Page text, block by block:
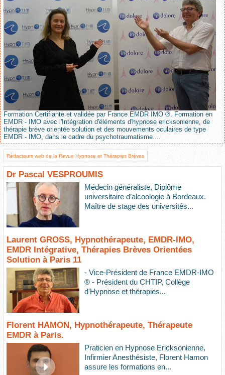
Formation Certifiante et validée par France EMDR IMO ®. Formation en
EMDR - IMO avec l'Intégration d'éléments d'hypnose ericksonienne, de
thérapie brève orientée solution et des mouvements oculaires de type
EMDR - IMO, dans le cadre du psychotraumatisme....
Rédacteurs web de la Revue Hypnose et Thérapies Brèves
Dr Pascal VESPROUMIS
Médecin généraliste, Diplôme
universitaire d’alcoologie à Bordeaux.
Maître de stage des universités...
Laurent GROSS, Hypnothérapeute, EMDR-IMO,
EMDR Intégrative, Thérapies Brèves Orientées
Solution à Paris 11
- Vice-Président de France EMDR-IMO
® - Président du CHTIP, Collège
d'Hypnose et thérapies...
Florent HAMON, Hypnothérapeute, Thérapeute
EMDR à Paris.
Praticien en Hypnose Ericksonienne,
Infirmier Anesthésiste, Florent Hamon
assure les formations en...